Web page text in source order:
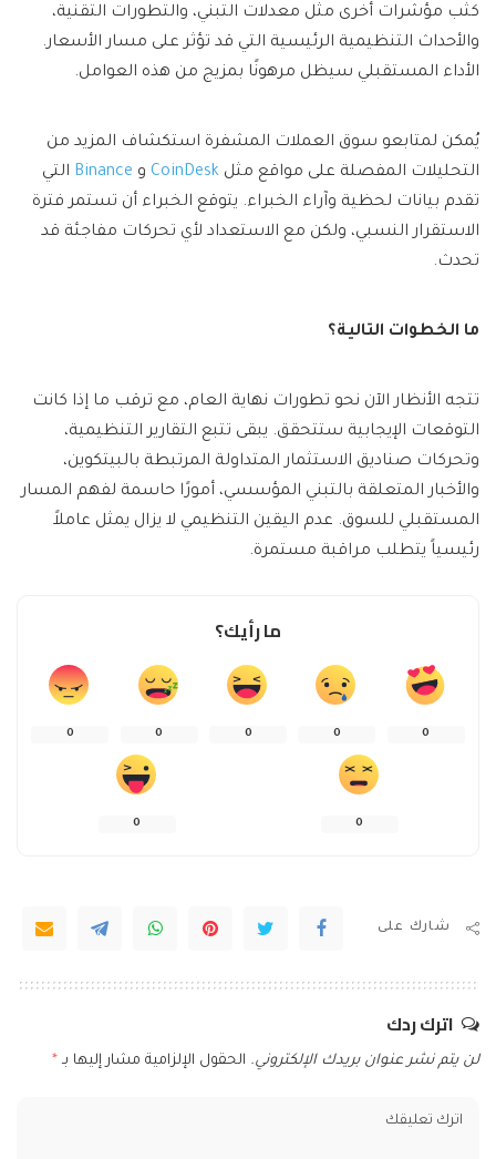
كثب مؤشرات أخرى مثل معدلات التبني، والتطورات التقنية،
والأحداث التنظيمية الرئيسية التي قد تؤثر على مسار الأسعار.
الأداء المستقبلي سيظل مرهونًا بمزيج من هذه العوامل.
يُمكن لمتابعو سوق العملات المشفرة استكشاف المزيد من
التحليلات المفصلة على مواقع مثل CoinDesk و Binance التي
تقدم بيانات لحظية وآراء الخبراء. يتوقع الخبراء أن تستمر فترة
الاستقرار النسبي، ولكن مع الاستعداد لأي تحركات مفاجئة قد
تحدث.
ما الخطوات التالية؟
تتجه الأنظار الآن نحو تطورات نهاية العام، مع ترقب ما إذا كانت
التوقعات الإيجابية ستتحقق. يبقى تتبع التقارير التنظيمية،
وتحركات صناديق الاستثمار المتداولة المرتبطة بالبيتكوين،
والأخبار المتعلقة بالتبني المؤسسي، أمورًا حاسمة لفهم المسار
المستقبلي للسوق. عدم اليقين التنظيمي لا يزال يمثل عاملاً
رئيسياً يتطلب مراقبة مستمرة.
ما رأيك؟
0
0
0
0
0
0
0
شارك على
اترك ردك
لن يتم نشر عنوان بريدك الإلكتروني. الحقول الإلزامية مشار إليها بـ *